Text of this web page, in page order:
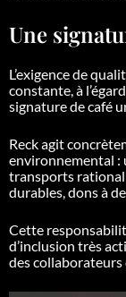
Une
L’exigence de
constante, à
signature de café
Reck agit
environnemental :
transports
durables, dons à
Cette
d’inclusion très
des collaborateurs